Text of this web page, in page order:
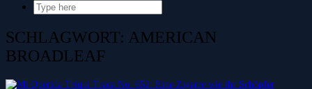
SCHLAGWORT: AMERICAN
BROADLEAF